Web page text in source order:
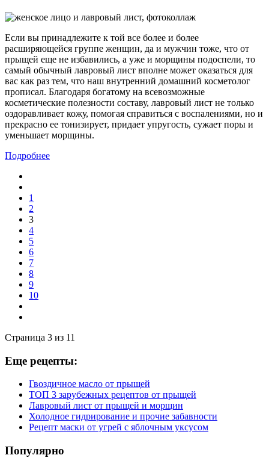
Если вы принадлежите к той все более и более
расширяющейся группе женщин, да и мужчин тоже, что от
прыщей еще не избавились, а уже и морщины подоспели, то
самый обычный лавровый лист вполне может оказаться для
вас как раз тем, что наш внутренний домашний косметолог
прописал. Благодаря богатому на всевозможные
косметические полезности составу, лавровый лист не только
оздоравливает кожу, помогая справиться с воспалениями, но и
прекрасно ее тонизирует, придает упругость, сужает поры и
уменьшает морщины.
Подробнее
1
2
3
4
5
6
7
8
9
10
Страница 3 из 11
Еще рецепты:
Гвоздичное масло от прыщей
ТОП 3 зарубежных рецептов от прыщей
Лавровый лист от прыщей и морщин
Холодное гидрирование и прочие забавности
Рецепт маски от угрей с яблочным уксусом
Популярно